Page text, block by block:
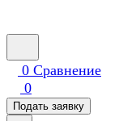
0 Сравнение
0
Подать заявку